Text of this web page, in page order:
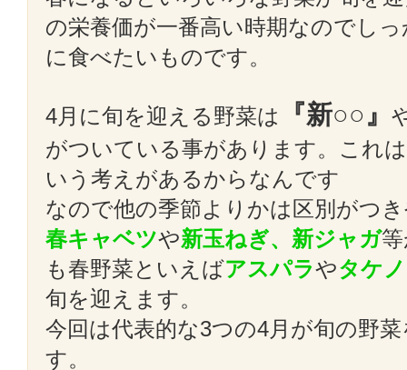
の栄養価が一番高い時期なのでし
に食べたいものです。
4月に旬を迎える野菜は 『新○○』
がついている事があります。これ
いう考えがあるからなんです
なので他の季節よりかは区別がつ
春キャベツや新玉ねぎ、新ジャガ
も春野菜といえばアスパラやタケ
旬を迎えます。
今回は代表的な3つの4月が旬の野
す。